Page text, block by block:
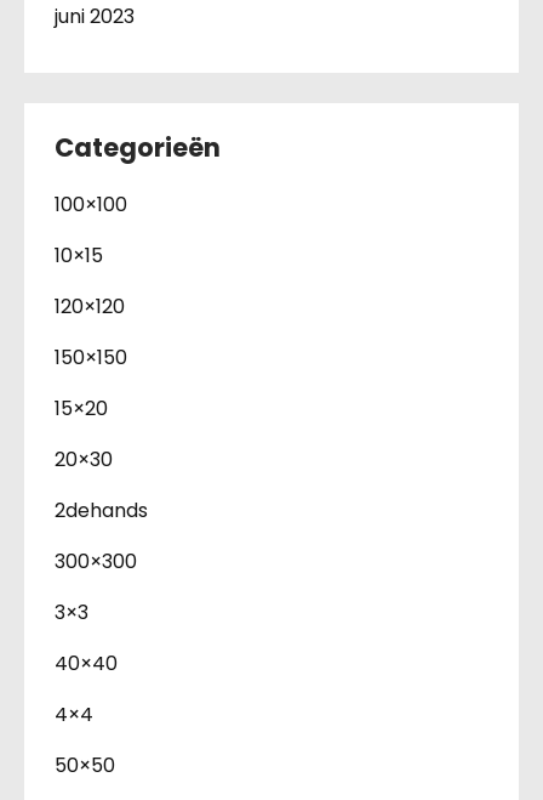
juni 2023
Categorieën
100×100
10×15
120×120
150×150
15×20
20×30
2dehands
300×300
3×3
40×40
4×4
50×50